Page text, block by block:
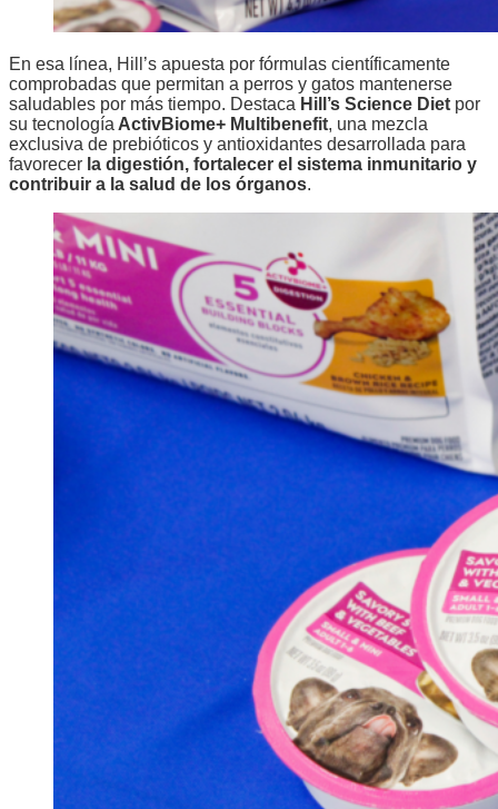
En esa línea, Hill’s apuesta por fórmulas científicamente
comprobadas que permitan a perros y gatos mantenerse
saludables por más tiempo. Destaca Hill’s Science Diet por
su tecnología ActivBiome+ Multibenefit, una mezcla
exclusiva de prebióticos y antioxidantes desarrollada para
favorecer la digestión, fortalecer el sistema inmunitario y
contribuir a la salud de los órganos.